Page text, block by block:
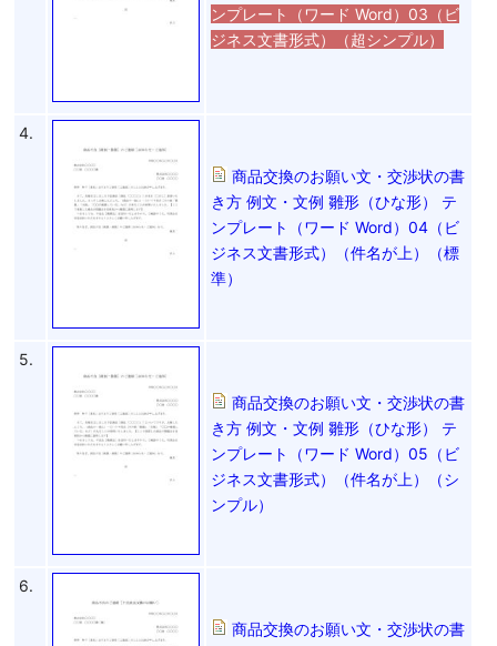
ンプレート（ワード Word）03（ビ
ジネス文書形式）（超シンプル）
4.
商品交換のお願い文・交渉状の書
き方 例文・文例 雛形（ひな形） テ
ンプレート（ワード Word）04（ビ
ジネス文書形式）（件名が上）（標
準）
5.
商品交換のお願い文・交渉状の書
き方 例文・文例 雛形（ひな形） テ
ンプレート（ワード Word）05（ビ
ジネス文書形式）（件名が上）（シ
ンプル）
6.
商品交換のお願い文・交渉状の書